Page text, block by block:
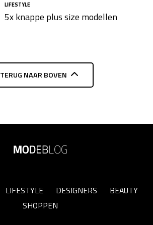
LIFESTYLE
5x knappe plus size modellen​
TERUG NAAR BOVEN
LIFESTYLE DESIGNERS
BEAUTY
SHOPPEN